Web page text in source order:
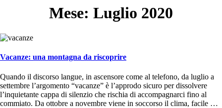
Mese: Luglio 2020
Vacanze: una montagna da riscoprire
Quando il discorso langue, in ascensore come al telefono, da luglio a
settembre l’argomento “vacanze” è l’approdo sicuro per dissolvere
l’inquietante cappa di silenzio che rischia di accompagnarci fino al
commiato. Da ottobre a novembre viene in soccorso il clima, facile …